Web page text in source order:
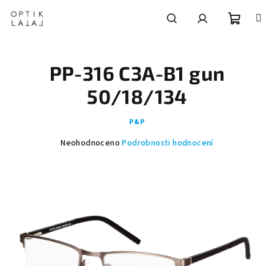
obsah
PP-316 C3A-B1 gun
50/18/134
P&P
Průměrné
hvězdiček.
Neohodnoceno Podrobnosti hodnocení